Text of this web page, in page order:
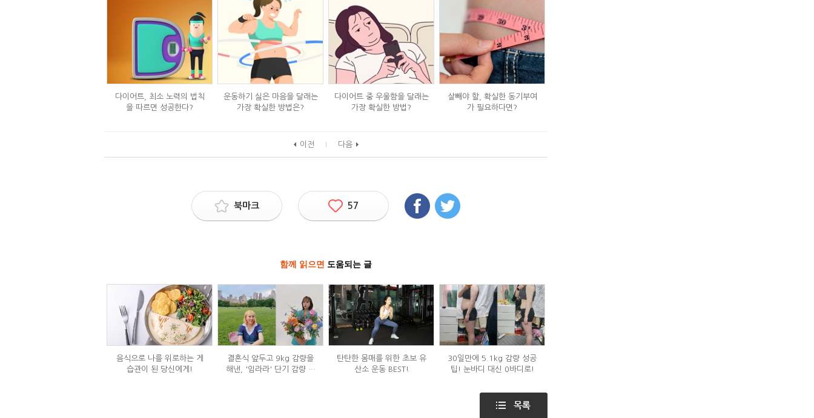
다이어트, 최소 노력의 법칙
을 따르면 성공한다?
운동하기 싫은 마음을 달래는
가장 확실한 방법은?
다이어트 중 우울함을 달래는
가장 확실한 방법?
살빼야 할, 확실한 동기부여
가 필요하다면?
이전 다음
북마크 57
함께 읽으면 도움되는 글
음식으로 나를 위로하는 게
습관이 된 당신에게!
결혼식 앞두고 9kg 감량을
해낸, '임라라' 단기 감량 식
탄탄한 몸매를 위한 초보 유
산소 운동 BEST!
30일만에 5.1kg 감량 성공
팁! 눈바디 대신 0바디로!